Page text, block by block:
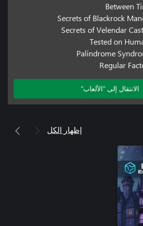
Between
Secrets of Blackrock
Secrets of Velendar
Tested on
Palindrome
Regular
الانتقال إلى "الألعاب"
إظهار الكل